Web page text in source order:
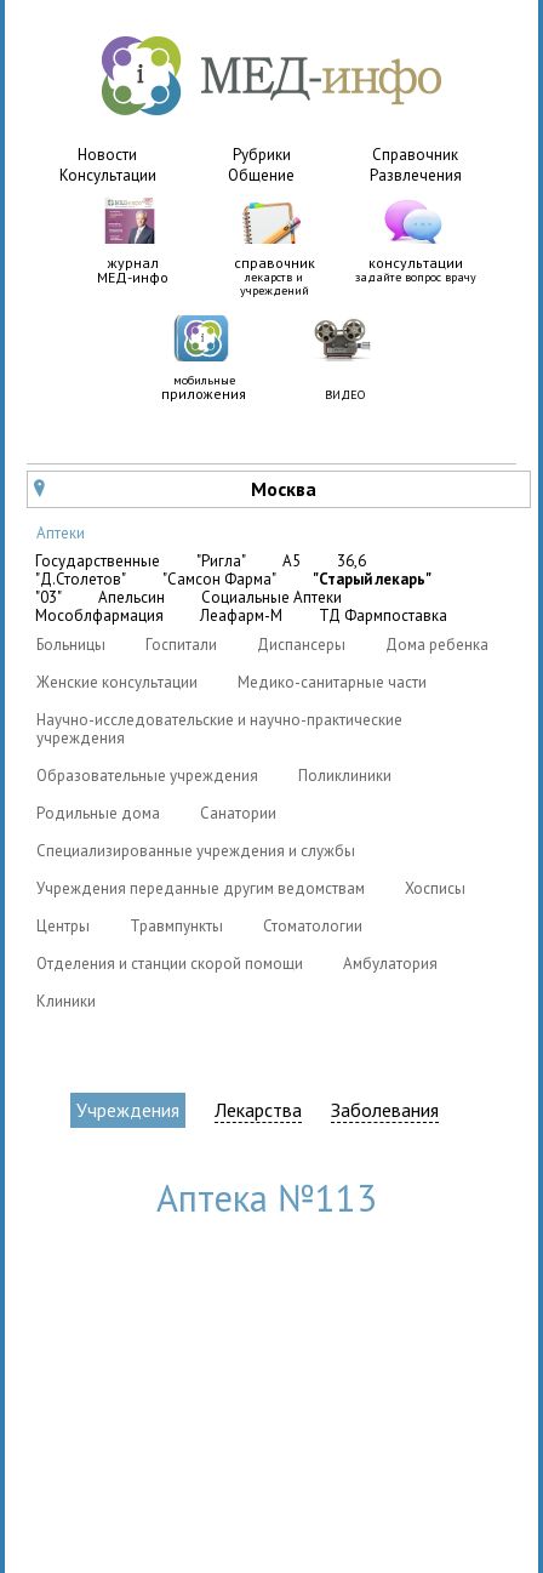
Новости Рубрики
Справочник
Консультации
Общение Развлечения
журнал
МЕД-инфо
справочник
лекарств и
учреждений
консультации
задайте вопрос врачу
мобильные
приложения ВИДЕО
u Москва
Аптеки
государственные
"Ригла" A5
36,6
"Д.Столетов"
"Самсон Фарма"
"Старый лекарь"
"03"
Апельсин
Социальные Аптеки
Мособлфармация
Леафарм-М
ТД Фармпоставка
Больницы
Госпитали Диспансеры
Дома ребенка
Женские консультации
Медико-санитарные части
Научно-исследовательские и научно-практические
учреждения
Образовательные учреждения
Поликлиники
Родильные дома
Санатории
Специализированные учреждения и службы
Учреждения переданные другим ведомствам
Хосписы
Центры
Травмпункты
Стоматологии
Отделения и станции скорой помощи
Амбулатория
Клиники
Учреждения Лекарства Заболевания
Аптека №113